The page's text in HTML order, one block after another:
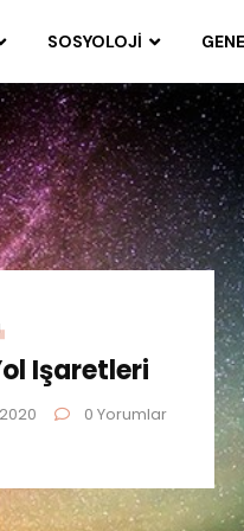
SOSYOLOJI
Işaretleri
0 Yorumlar